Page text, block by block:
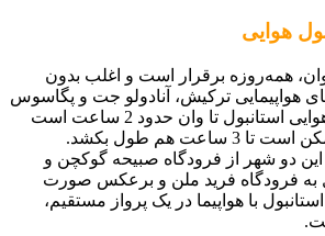
هوایی
وان، همه‌روزه برقرار است و اغلب بدون
ترکیش، آنادولو جت و پگاسوس
انجام می‌شود. فاصله هوایی استانبول تا وان حدود 2 ساعت است
که بسته به شرایط، ممکن است تا 3 ساعت هم طول بکشد.
این دو شهر از فرودگاه‌ صبیحه گوکچن و
به فرودگاه فرید ملن و برعکس صورت
با هواپیما در یک پرواز مستقیم،